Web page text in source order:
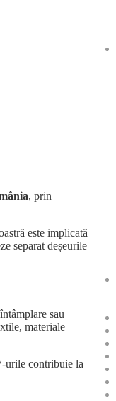
, prin
este implicată
separat deșeurile
sau
materiale
urile contribuie la